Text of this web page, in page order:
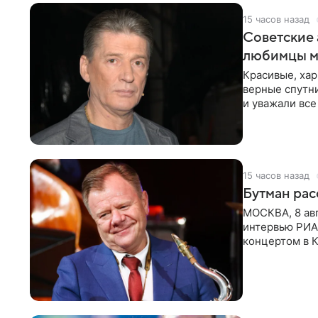
15 часов назад
Советские
любимцы
Красивые,
верные
и уважали
15 часов назад
Бутман
МОСКВА, 8
интервью
концертом в